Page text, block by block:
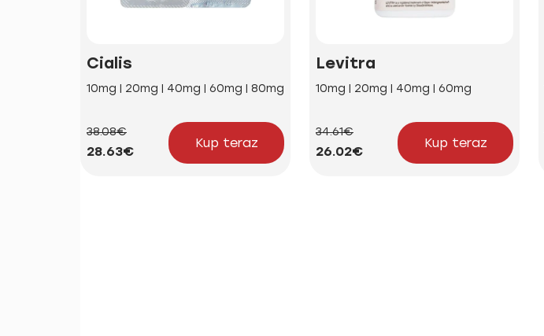
Cialis
10mg | 20mg | 40mg | 60mg | 80mg
38.08€
28.63€
Kup teraz
Levitra
10mg | 20mg | 40mg | 60mg
34.61€
26.02€
Kup teraz